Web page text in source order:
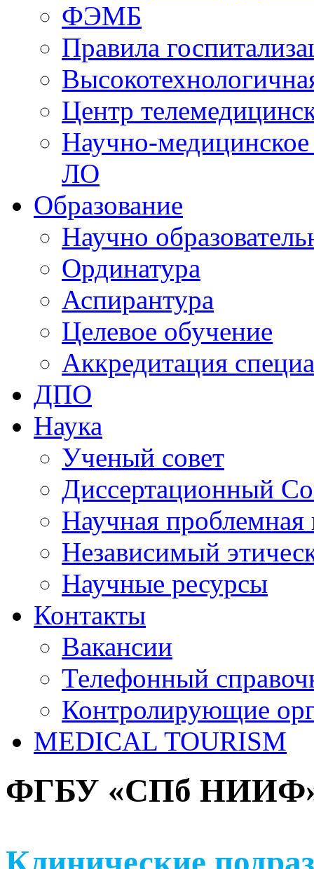
ФЭМБ
Правила
Центр
Научно-
ЛО
Образование
Научно
Ординатура
Аспирантура
Целевое обучение
Аккредитация
ДПО
Наука
Ученый совет
Диссертационный
Научная проблемная
Независимый
Научные ресурсы
Контакты
Вакансии
Телефонный
Контролирующие
MEDICAL TOURISM
ФГБУ «СПб НИИФ»